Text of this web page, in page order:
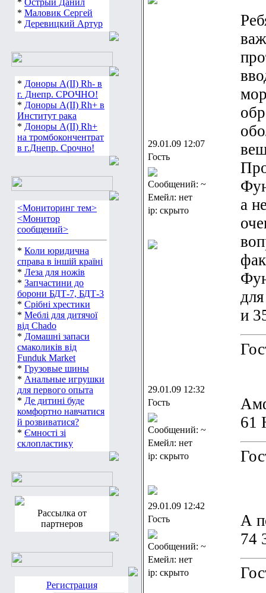
* Острый Данил
* Маловик Сергей
* Деревицкий Артур
* Доноры А(ІІ) Rh- в
г. Днепр. СРОЧНО!
* Доноры А(ІІ) Rh+ в
Институт рака
* Доноры А(ІІ) Rh+
на тромбокончентрат
в г.Днепр. Срочно!
<Мониторинг тем>
<Монитор
сообщений>
* Коли юридична
справа в іншій країні
* Леза для ножів
* Запчастини до
борони БДТ-7, БДТ-3
* Срібні хрестики
* Меблі для дитячої
від Chado
* Домашні запаси
смаколиків від
Funduk Market
* Грузовые шины
* Анальные игрушки
для первого опыта
* Де дитині буде
комфортно навчатися
й розвиватися?
* Ємності зі
склопластику
Рассылка от
партнеров
Регистрация
29.01.09 12:07
Гость
Сообщений: ~
Емейл: нет
ip: скрыто
а
и
29.01.09 12:32
Гость
Сообщений: ~
Емейл: нет
ip: скрыто
61
29.01.09 12:42
Гость
Сообщений: ~
Емейл: нет
ip: скрыто
А
74